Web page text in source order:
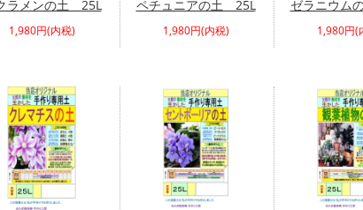
ラメンの土 25L
1,980円(内税)
ペチュニアの土 25L
1,980円(内税)
ゼラニウム
1,980円(